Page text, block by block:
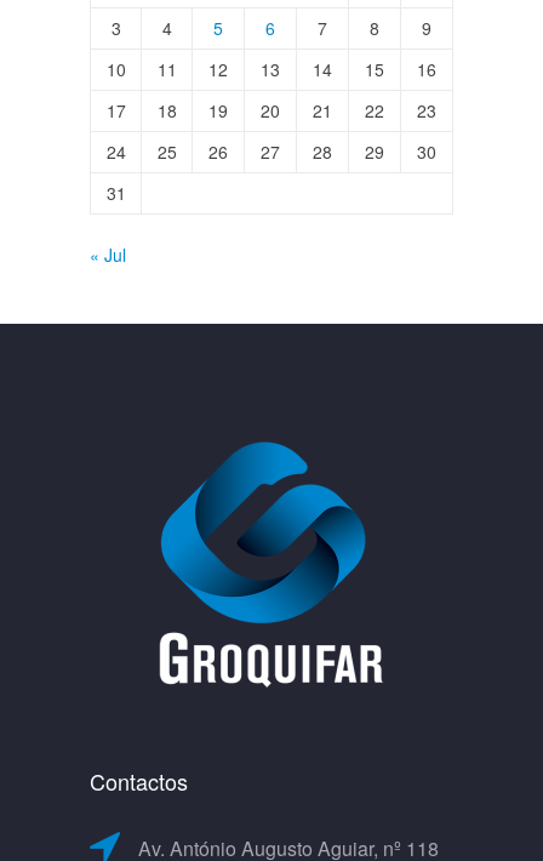
3
4 5 6 7 8
9
10
11 12 13 14 15
16
17
18 19 20 21 22
23
24
25 26 27 28 29
30
31
« Jul
Contactos
Av. António Augusto Aguiar, nº 118